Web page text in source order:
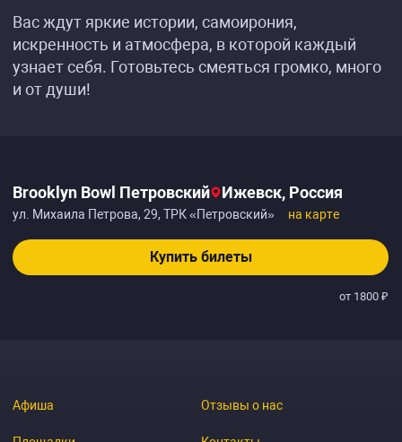
Вас ждут яркие истории, самоирония,
искренность и атмосфера, в которой каждый
узнает себя. Готовьтесь смеяться громко, много
и от души!
Brooklyn Bowl Петровский Ижевск, Россия
ул. Михаила Петрова, 29, ТРК «Петровский» на карте
Купить билеты
от 1800 ₽
Афиша Отзывы о нас